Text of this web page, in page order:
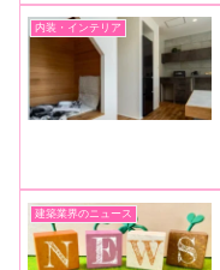
内装・インテリア
建築業界のニュース